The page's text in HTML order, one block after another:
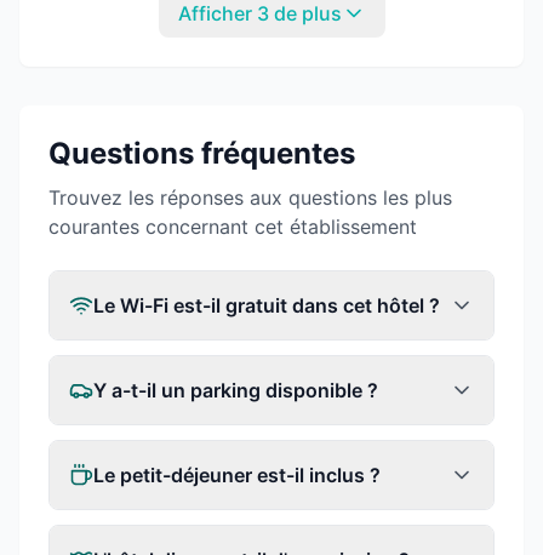
Afficher 3 de plus
Questions fréquentes
Trouvez les réponses aux questions les plus
courantes concernant cet établissement
Le Wi-Fi est-il gratuit dans cet hôtel ?
Y a-t-il un parking disponible ?
Le petit-déjeuner est-il inclus ?